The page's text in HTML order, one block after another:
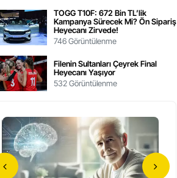
TOGG T10F: 672 Bin TL’lik
Kampanya Sürecek Mi? Ön Sipariş
Heyecanı Zirvede!
746 Görüntülenme
Filenin Sultanları Çeyrek Final
Heyecanı Yaşıyor
532 Görüntülenme